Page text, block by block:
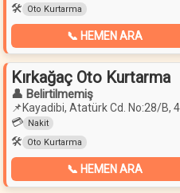
🛠️ Oto Kurtarma
📞 HEMEN ARA
Kırkağaç Oto Kurtarma
👤 Belirtilmemiş
📌Kayadibi, Atatürk Cd. No:28/B,
💳 Nakit
🛠️ Oto Kurtarma
📞 HEMEN ARA